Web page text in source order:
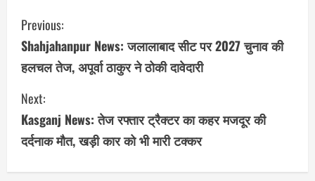
C
o
n
t
i
n
Previous:
Shahjahanpur News: जलालाबाद सीट पर 2027 चुनाव की
हलचल तेज, अपूर्वा ठाकुर ने ठोकी दावेदारी
Next:
Kasganj News: तेज रफ्तार ट्रैक्टर का कहर मजदूर की
दर्दनाक मौत, खड़ी कार को भी मारी टक्कर